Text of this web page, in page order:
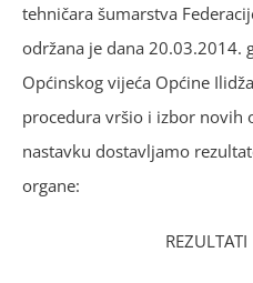
tehničara šumarstva
održana je dana 20.03.2014.
Općinskog vijeća Općine
procedura vršio i izbor novih
nastavku dostavljamo
organe: